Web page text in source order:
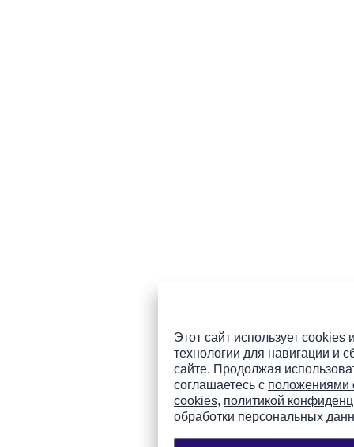
Этот сайт использует cookies
технологии для навигации и
сайте. Продолжая
соглашаетесь с положениями
cookies, политикой
обработки персональных